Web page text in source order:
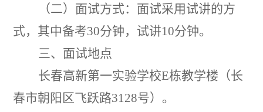
（二） 面试方式： 面试采用 试讲的方
式， 其中备考30分钟，试讲10分钟。
三、 面试地点
长春高新第一实验学校E栋教学楼 （长
春市朝阳区飞跃路3128号） 。